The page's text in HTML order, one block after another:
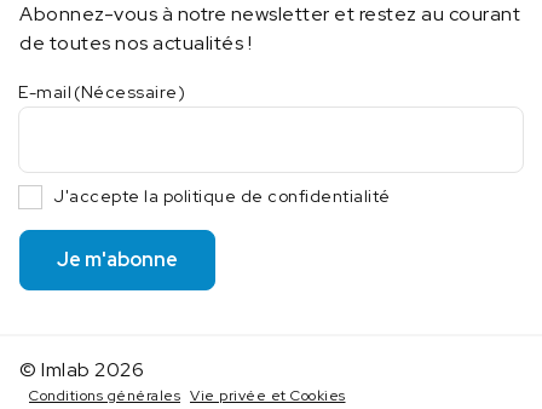
Abonnez-vous à notre newsletter et restez au courant
de toutes nos actualités !
E-mail (Nécessaire)
J'accepte la politique de confidentialité
Je m'abonne
© Imlab 2026
Conditions générales Vie privée et Cookies